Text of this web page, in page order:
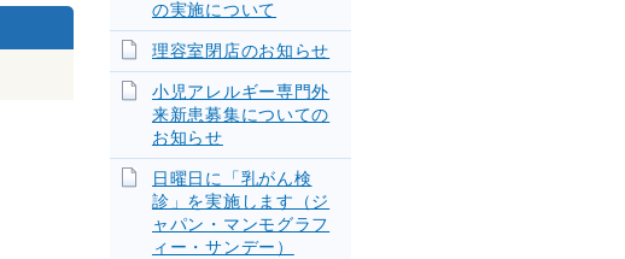
の実施について
理容室閉店のお知らせ
小児アレルギー専門外
来新患募集についての
お知らせ
日曜日に「乳がん検
診」を実施します（ジ
ャパン・マンモグラフ
ィー・サンデー）